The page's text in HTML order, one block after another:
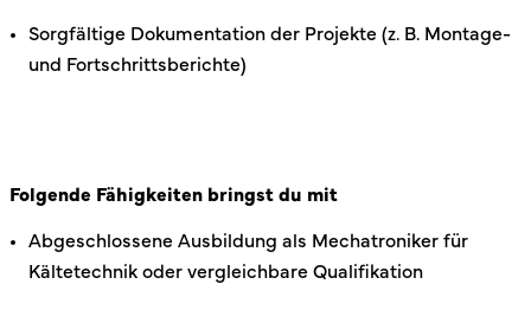
Sorgfältige Dokumentation der Projekte (z. B. Montage-
und Fortschrittsberichte)
Folgende Fähigkeiten bringst du mit
Abgeschlossene Ausbildung als Mechatroniker für
Kältetechnik oder vergleichbare Qualifikation